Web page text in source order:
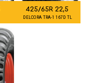
425/65R 22,5
DELCORA TRA-1 167D TL